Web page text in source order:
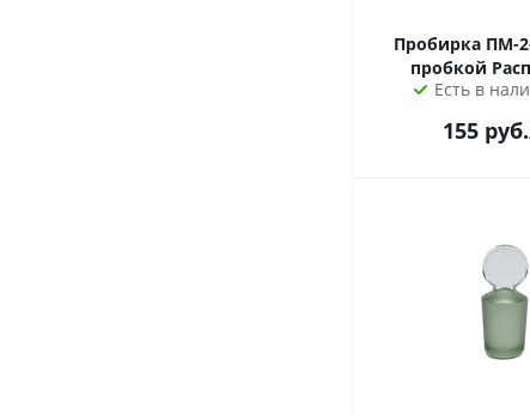
Пробирка ПМ-
пробкой
Есть в
155руб.